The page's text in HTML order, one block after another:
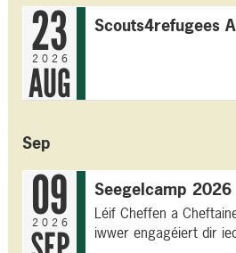
23
2026
AUG
Scouts4refugees
Sep
09
2026
Seegelcamp 2026
Léif Cheffen a
iwwer engagéiert dir